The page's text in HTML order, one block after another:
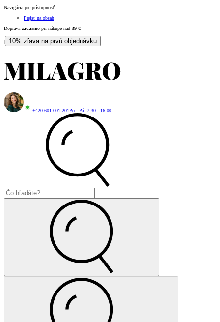
Navigácia pre prístupnosť
Prejsť na obsah
Doprava zadarmo pri nákupe nad 39 €
| 10% zľava na prvú objednávku
+420 601 001 201Po - Pá: 7:30 - 16:00